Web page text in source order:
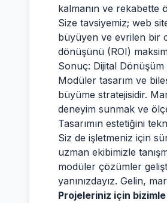
kalmanın ve rekabette
Size tavsiyemiz; web
büyüyen ve evrilen bir
dönüşünü (ROI)
Sonuç: Dijital Dönüşüm
Modüler tasarım ve
büyüme stratejisidir.
deneyim sunmak ve
Tasarımın estetiğini
Siz de işletmeniz için
uzman ekibimizle
modüler çözümler
yanınızdayız. Gelin,
Projeleriniz için